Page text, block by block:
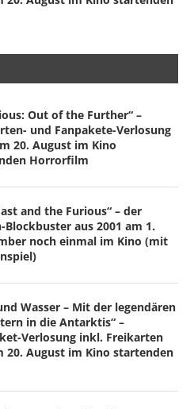
Out of the Further“ –
und Fanpakete-Verlosung
20. August im Kino
Horrorfilm
and the Furious“ – der
Blockbuster aus 2001 am 1.
noch einmal im Kino (mit
Wasser – Mit der legendären
in die Antarktis“ –
Verlosung inkl. Freikarten
20. August im Kino startenden